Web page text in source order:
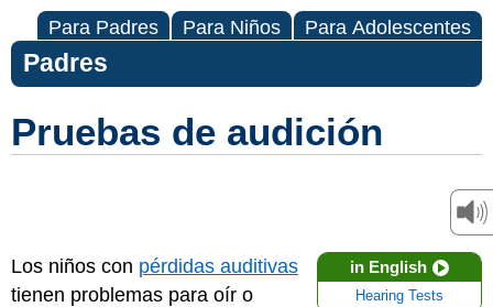
Para Padres Para Niños Para Adolescentes
Padres
Pruebas de audición
in English
Hearing Tests
Los niños con pérdidas auditivas
tienen problemas para oír o